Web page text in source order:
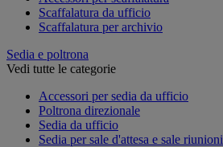
Scaffalatura da ufficio
Scaffalatura per archivio
Sedia e poltrona
Vedi tutte le categorie
Accessori per sedia da ufficio
Poltrona direzionale
Sedia da ufficio
Sedia per sale d'attesa e sale riunioni